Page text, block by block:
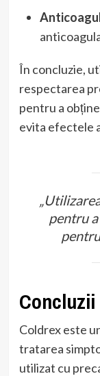
În concluzie,
respectarea
pentru a
evita efectele
pentru
Coldrex este
tratarea
utilizat cu